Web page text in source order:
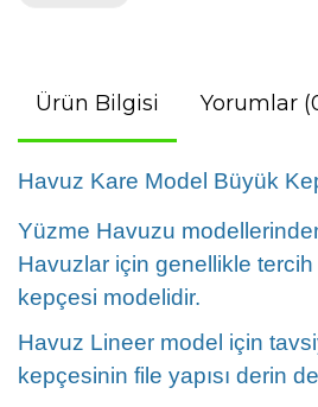
Ürün Bilgisi Yorumlar
Havuz Kare Model Büyük
Yüzme Havuzu
Havuzlar için genellikle
kepçesi modelidir.
Havuz Lineer model için
kepçesinin file yapısı derin